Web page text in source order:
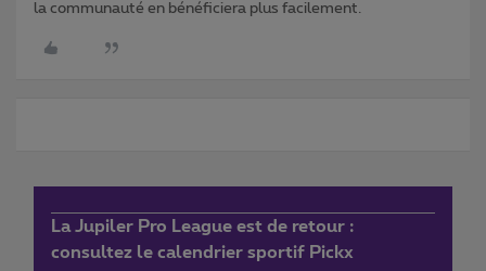
la communauté en bénéficiera plus facilement.
La Jupiler Pro League est de retour :
consultez le calendrier sportif Pickx